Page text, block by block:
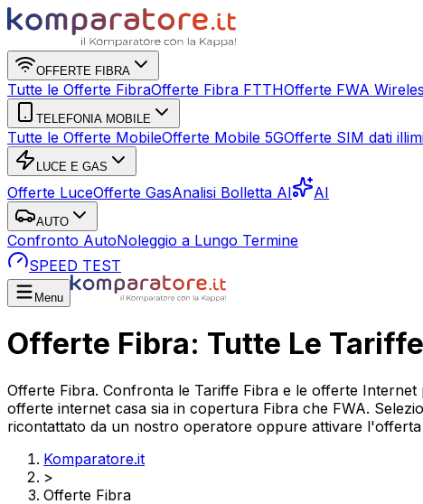
OFFERTE FIBRA
Tutte le Offerte FibraOfferte Fibra FTTHOfferte FWA
TELEFONIA MOBILE
Tutte le Offerte MobileOfferte Mobile 5GOfferte SIM dati
LUCE E GAS
Offerte LuceOfferte GasAnalisi Bolletta AI AI
AUTO
Confronto AutoNoleggio a Lungo Termine
SPEED TEST
Menu
Offerte Fibra: Tutte Le
Offerte Fibra. Confronta le Tariffe Fibra e le offerte
offerte internet casa sia in copertura Fibra che FWA.
ricontattato da un nostro operatore oppure attivare
Komparatore.it
>
Offerte Fibra